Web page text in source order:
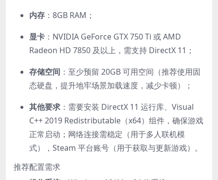
内存 ：8GB RAM；
显卡 ：NVIDIA GeForce GTX 750 Ti 或 AMD
Radeon HD 7850 及以上，需支持 DirectX 11；
存储空间 ：至少预留 20GB 可用空间（推荐使用固
态硬盘，提升地牢场景加载速度，减少卡顿）；
其他要求 ：需要安装 DirectX 11 运行库、Visual
C++ 2019 Redistributable（x64）组件，确保游戏
正常启动；网络连接需稳定（用于多人联机模
式），Steam 平台账号（用于获取与更新游戏）。
推荐配置需求